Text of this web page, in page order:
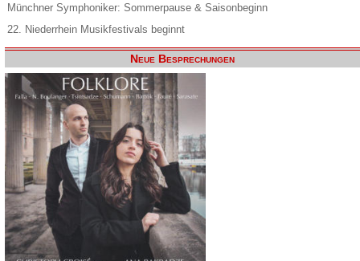
Münchner Symphoniker: Sommerpause & Saisonbeginn
22. Niederrhein Musikfestivals beginnt
Neue Besprechungen